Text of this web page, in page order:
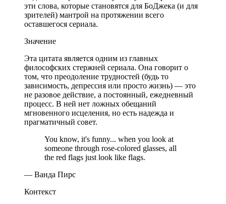
эти слова, которые становятся для БоДжека (и для
зрителей) мантрой на протяжении всего
оставшегося сериала.
Значение
Эта цитата является одним из главных
философских стержней сериала. Она говорит о
том, что преодоление трудностей (будь то
зависимость, депрессия или просто жизнь) — это
не разовое действие, а постоянный, ежедневный
процесс. В ней нет ложных обещаний
мгновенного исцеления, но есть надежда и
прагматичный совет.
You know, it's funny... when you look at
someone through rose-colored glasses, all
the red flags just look like flags.
— Ванда Пирс
Контекст